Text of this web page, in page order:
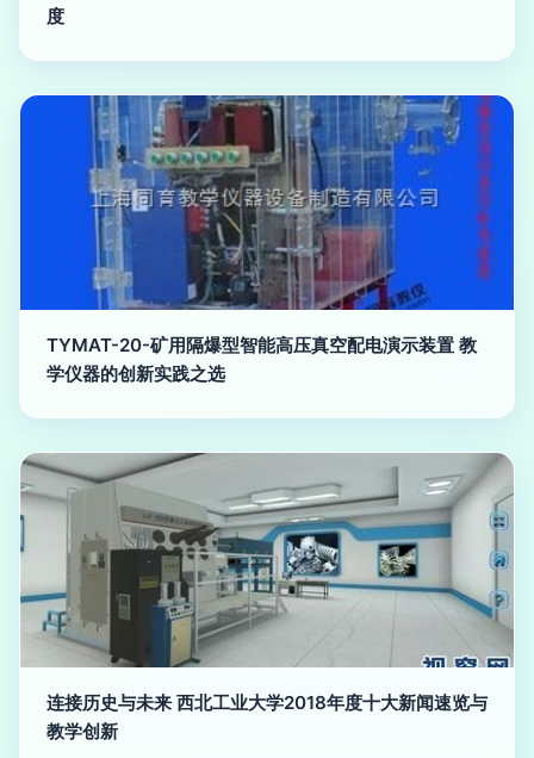
度
TYMAT-20-矿用隔爆型智能高压真空配电演示装置 教
学仪器的创新实践之选
连接历史与未来 西北工业大学2018年度十大新闻速览与
教学创新